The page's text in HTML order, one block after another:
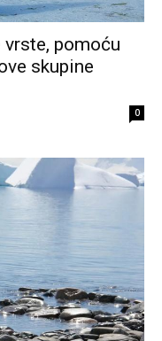
pomoću
skupine
0